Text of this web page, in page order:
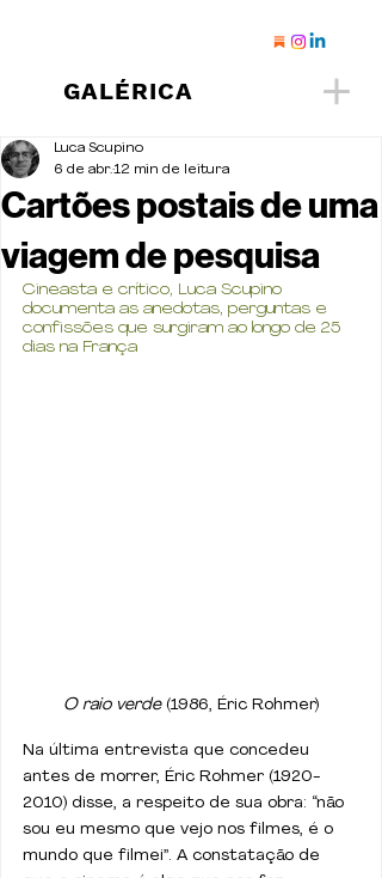
GALÉRICA
Cartões postais de uma
viagem de pesquisa
Luca Scupino
6 de abr.12 min de leitura
Cineasta e crítico, Luca Scupino
documenta as anedotas, perguntas e
confissões que surgiram ao longo de 25
dias na França
O raio verde (1986, Éric Rohmer)
Na última entrevista que concedeu
antes de morrer, Éric Rohmer (1920-
2010) disse, a respeito de sua obra: “não
sou eu mesmo que vejo nos filmes, é o
mundo que filmei”. A constatação de